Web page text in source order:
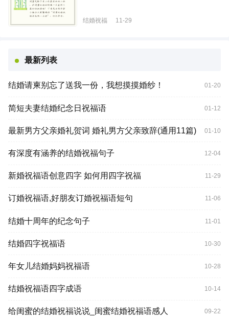
结婚祝福 11-29
最新列表
结婚请柬别忘了送我一份，我想摸摸婚纱！ 01-20
简短夫妻结婚纪念日祝福语 01-12
最新男方父亲婚礼贺词 婚礼男方父亲致辞(通用11篇) 01-10
有深度有涵养的结婚祝福句子 12-04
新婚祝福语创意四字 如何用四字祝福 11-29
订婚祝福语,好朋友订婚祝福语短句 11-06
结婚十周年的纪念句子 11-01
结婚四字祝福语 10-30
年女儿结婚妈妈祝福语 10-28
结婚祝福语四字成语 10-14
给闺蜜的结婚祝福说说_闺蜜结婚祝福语感人 09-22